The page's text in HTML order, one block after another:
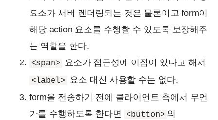
요소가 서버 렌더링되는 것은 물론이고 form이
해당 action 요소를 수행할 수 있도록 보장해주
는 역할을 한다.
<span> 요소가 접근성에 이점이 있다고 해서
<label> 요소 대신 사용할 수는 없다.
form을 전송하기 전에 클라이언트 측에서 무언
가를 수행하도록 한다면
<button> 의